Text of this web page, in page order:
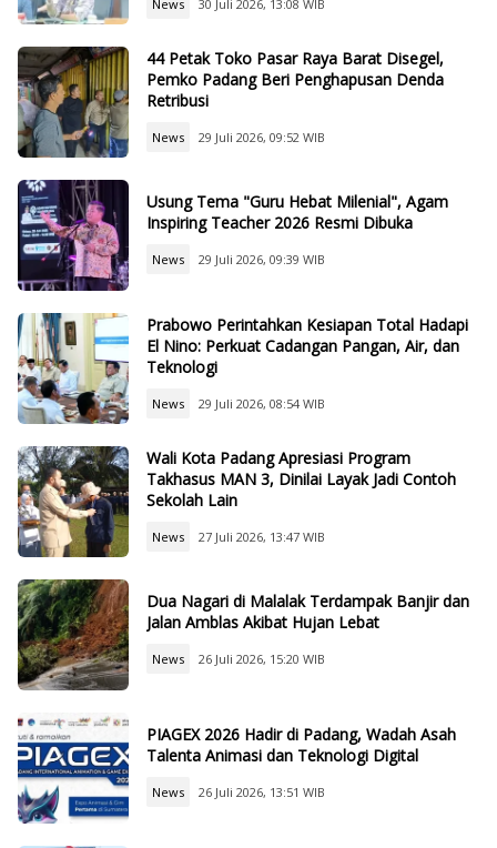
News 30 Juli 2026, 13:08 WIB
44 Petak Toko Pasar Raya Barat Disegel,
Pemko Padang Beri Penghapusan Denda
Retribusi
News 29 Juli 2026, 09:52 WIB
Usung Tema "Guru Hebat Milenial", Agam
Inspiring Teacher 2026 Resmi Dibuka
News 29 Juli 2026, 09:39 WIB
Prabowo Perintahkan Kesiapan Total Hadapi
El Nino: Perkuat Cadangan Pangan, Air, dan
Teknologi
News 29 Juli 2026, 08:54 WIB
Wali Kota Padang Apresiasi Program
Takhasus MAN 3, Dinilai Layak Jadi Contoh
Sekolah Lain
News 27 Juli 2026, 13:47 WIB
Dua Nagari di Malalak Terdampak Banjir dan
Jalan Amblas Akibat Hujan Lebat
News 26 Juli 2026, 15:20 WIB
PIAGEX 2026 Hadir di Padang, Wadah Asah
Talenta Animasi dan Teknologi Digital
News 26 Juli 2026, 13:51 WIB